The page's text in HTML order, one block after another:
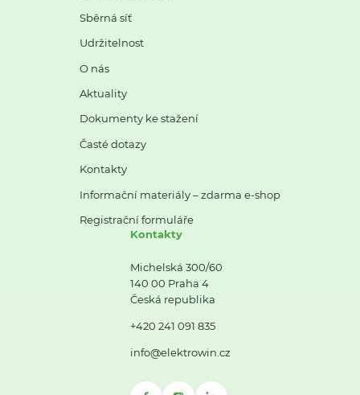
Sběrná síť
Udržitelnost
O nás
Aktuality
Dokumenty ke stažení
Časté dotazy
Kontakty
Informační materiály – zdarma e-shop
Registrační formuláře
Kontakty
Michelská 300/60
140 00 Praha 4
Česká republika
+420 241 091 835
info@elektrowin.cz